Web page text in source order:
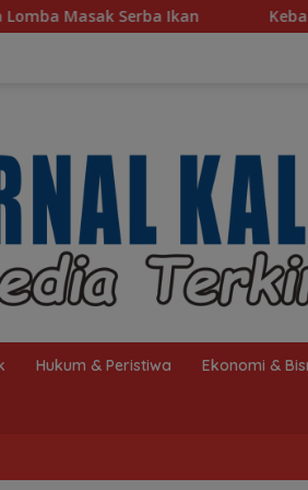
Kebakaran Dini Hari Gegerkan
Hukum & Peristiwa Ekonomi &